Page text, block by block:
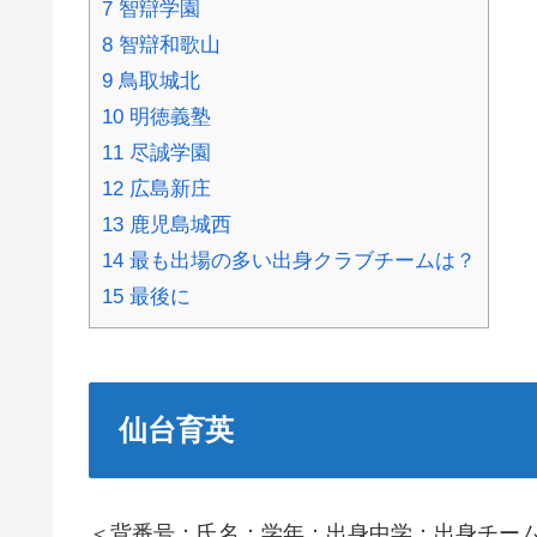
7 智辯学園
8 智辯和歌山
9 鳥取城北
10 明徳義塾
11 尽誠学園
12 広島新庄
13 鹿児島城西
14 最も出場の多い出身クラブチームは？
15 最後に
仙台育英